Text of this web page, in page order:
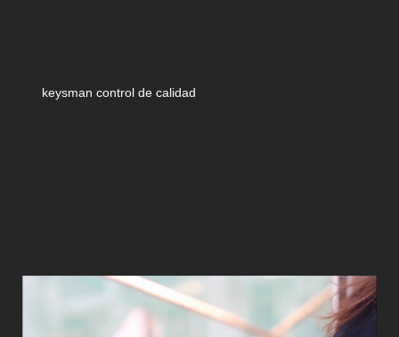
keysman control de calidad